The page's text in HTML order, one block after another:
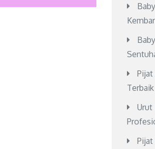
Pijat
Terbaik
Urut
Pijat